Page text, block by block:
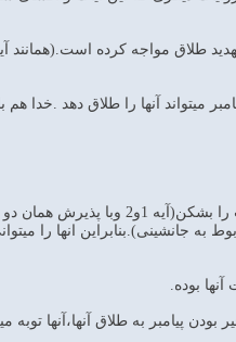
چه توبه نکنند،پیامبر میتواند آنها را
ای پیامبر.همسرانت لایق نیستند که بخاطر خوشایند
که خدا برملا کرد(آیه 3و4 و پذیرش افشای خبر مربوط به
،داستان باین صورت میتواند باشد که پس از افشای خیانت دو زن پیامبر(آیات